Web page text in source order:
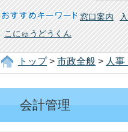
おすすめキーワード 窓口案内
こにゅうどうくん
トップ> 市政全般 > 人事
会計管理